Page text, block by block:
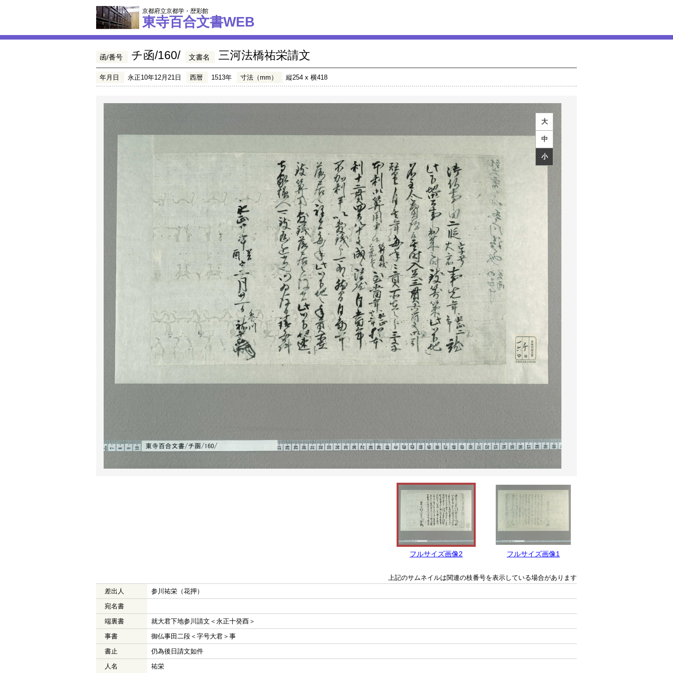
京都府立京都学・歴彩館
東寺百合文書WEB
函/番号 チ函/160/ 文書名 三河法橋祐栄請文
年月日 永正10年12月21日 西暦 1513年 寸法（mm） 縦254 x 横418
大
中
小
フルサイズ画像2 フルサイズ画像1
上記のサムネイルは関連の枝番号を表示している場合があります
差出人
参川祐栄（花押）
宛名書
端裏書
就大君下地参川請文＜永正十癸酉＞
事書
御仏事田二段＜字号大君＞事
書止
仍為後日請文如件
人名
祐栄